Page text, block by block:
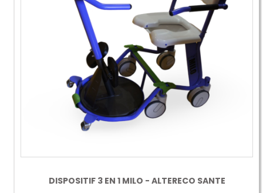
DISPOSITIF 3 EN 1 MILO - ALTERECO SANTE